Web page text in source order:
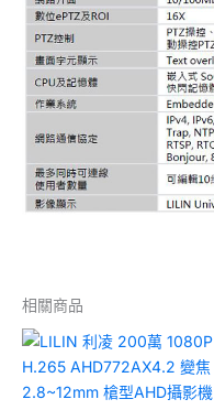
相關商品